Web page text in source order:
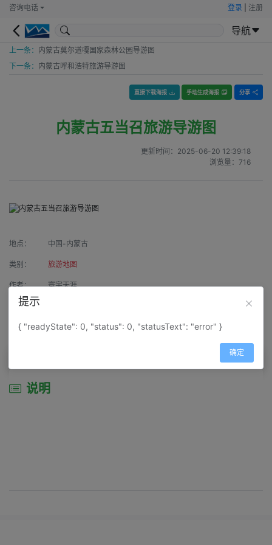
咨询电话 登录 注册
导航
上一条： 内蒙古莫尔道嘎国家森林公园导游图
下一条： 内蒙古呼和浩特旅游导游图
直接下载海报 手动生成海报 分享
内蒙古五当召旅游导游图
更新时间： 2025-06-20 12:39:18
浏览量： 716
地点： 中国-内蒙古
类别： 旅游地图
作者： 寰宇天涯
来源：
属性： 地图属性： 地图类型-景区导游图
说明
提示
{ "readyState": 0, "status": 0, "statusText": "error" }
确定